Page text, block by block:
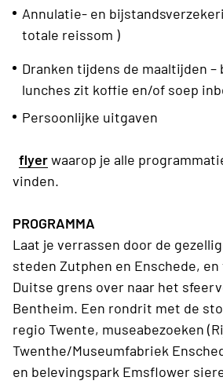
Annulatie- en
totale reissom )
Dranken tijdens de maaltijden –
lunches zit koffie en/of soep
Persoonlijke uitgaven
flyerwaarop je alle
vinden.
PROGRAMMA
Laat je verrassen door de
steden Zutphen en Enschede,
Duitse grens over naar het
Bentheim. Een rondrit met de
regio Twente, museabezoeken
Twenthe/Museumfabriek
en belevingspark Emsflower